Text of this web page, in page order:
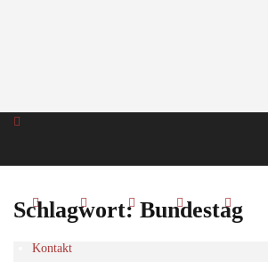
Kontakt
Schlagwort: Bundestag